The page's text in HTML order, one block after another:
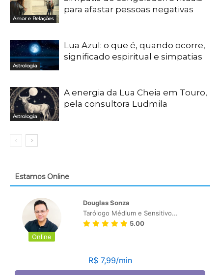
Amor e Relações
para afastar pessoas negativas
Astrologia
Lua Azul: o que é, quando ocorre,
significado espiritual e simpatias
Astrologia
A energia da Lua Cheia em Touro,
pela consultora Ludmila
Estamos Online